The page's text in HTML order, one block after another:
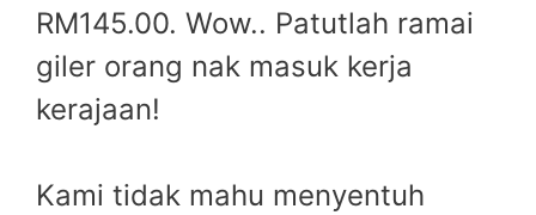
RM145.00. Wow.. Patutlah ramai
giler orang nak masuk kerja
kerajaan!
Kami tidak mahu menyentuh